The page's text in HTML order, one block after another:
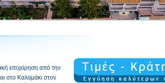
επιχείρηση από την
στο Καλαμάκι στον